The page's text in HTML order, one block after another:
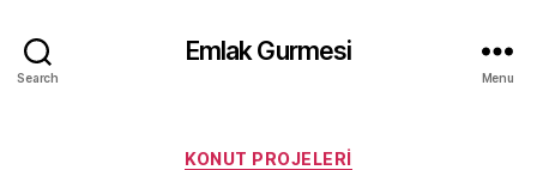
Search
Emlak Gurmesi
Menu
Categories
KONUT PROJELERI